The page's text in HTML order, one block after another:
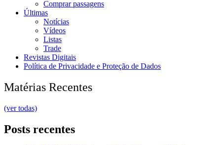
Comprar passagens
Últimas
Notícias
Vídeos
Listas
Trade
Revistas Digitais
Política de Privacidade e Proteção de Dados
Matérias Recentes
(ver todas)
Posts recentes